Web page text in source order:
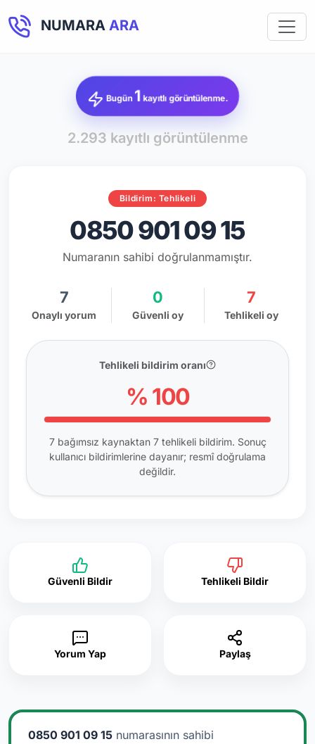
NUMARA ARA
Bugün 1 kayıtlı görüntülenme.
2.293 kayıtlı görüntülenme
Bildirim: Tehlikeli
0850 901 09 15
Numaranın sahibi doğrulanmamıştır.
7
Onaylı yorum
0
Güvenli oy
7
Tehlikeli oy
Tehlikeli bildirim oranı
% 100
7 bağımsız kaynaktan 7 tehlikeli bildirim. Sonuç
kullanıcı bildirimlerine dayanır; resmî doğrulama
değildir.
Güvenli Bildir Tehlikeli Bildir
Yorum Yap Paylaş
0850 901 09 15 numarasının sahibi